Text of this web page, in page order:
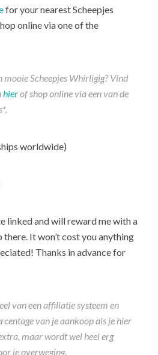
for your nearest Scheepjes
online via one of the
mooie Scheepjes Whirligig? Vind
hierof shop online via een van de
worldwide)
linked and will reward me with a
there. It won’t cost you anything
Thanks in advance for
van een affiliatie systeem en
van je aankoop als je hier
maar wordt wel heel erg
je overweging.